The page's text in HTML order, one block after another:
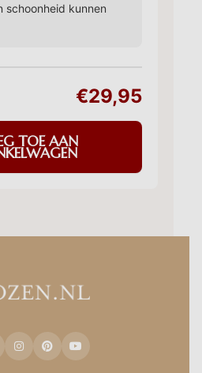
schoonheid kunnen
€29,95
TOE AAN